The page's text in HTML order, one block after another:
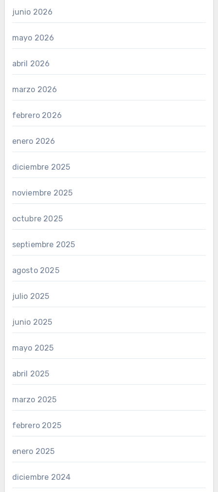
junio 2026
mayo 2026
abril 2026
marzo 2026
febrero 2026
enero 2026
diciembre 2025
noviembre 2025
octubre 2025
septiembre 2025
agosto 2025
julio 2025
junio 2025
mayo 2025
abril 2025
marzo 2025
febrero 2025
enero 2025
diciembre 2024